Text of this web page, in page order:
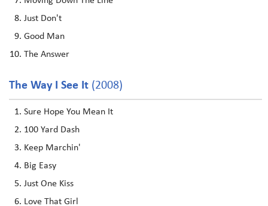
Just Don't
Good Man
The Answer
The Way I See It (2008)
Sure Hope You Mean It
100 Yard Dash
Keep Marchin'
Big Easy
Just One Kiss
Love That Girl